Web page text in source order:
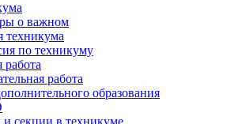
о важном
техникума
по техникуму
работа
работа
образования
секции в техникуме